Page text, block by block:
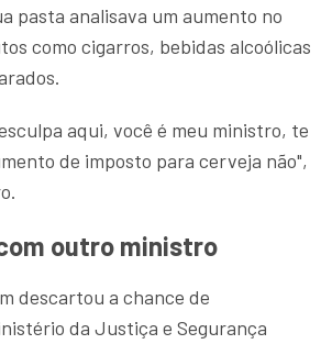
pasta analisava um aumento no
como cigarros, bebidas alcoólicas
aqui, você é meu ministro, te
de imposto para cerveja não",
outro ministro
descartou a chance de
da Justiça e Segurança